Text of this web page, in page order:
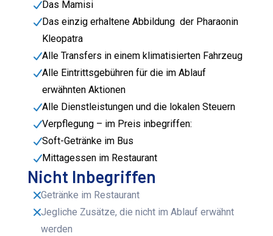
Das Mamisi
Das einzig erhaltene Abbildung der Pharaonin
Kleopatra
Alle Transfers in einem klimatisierten Fahrzeug
Alle Eintrittsgebühren für die im Ablauf
erwähnten Aktionen
Alle Dienstleistungen und die lokalen Steuern
Verpflegung – im Preis inbegriffen:
Soft-Getränke im Bus
Mittagessen im Restaurant
Nicht Inbegriffen
Getränke im Restaurant
Jegliche Zusätze, die nicht im Ablauf erwähnt
werden